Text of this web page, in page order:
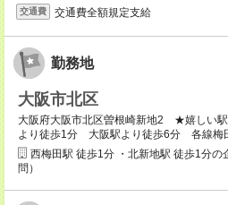
交通費 交通費全額規定支給
勤務地
大阪市北区
大阪府大阪市北区曽根崎新地2 ★嬉しい
より徒歩1分 大阪駅より徒歩6分 各線梅
西梅田駅 徒歩1分 ・北新地駅 徒歩1分の
問）